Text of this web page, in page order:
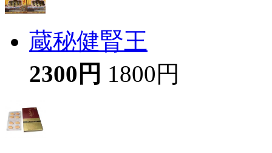
蔵秘健腎王
2300円 1800円